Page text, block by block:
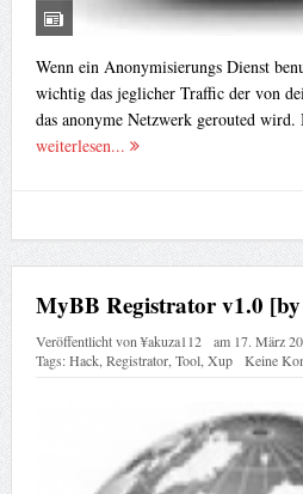
Wenn ein Anonymisierungs Dienst
wichtig das jeglicher Traffic der von
das anonyme Netzwerk gerouted
weiterlesen...
MyBB Registrator v1.0
Veröffentlicht von¥akuza112 am 17. März
Tags:Hack,Registrator,Tool,Xup Keine